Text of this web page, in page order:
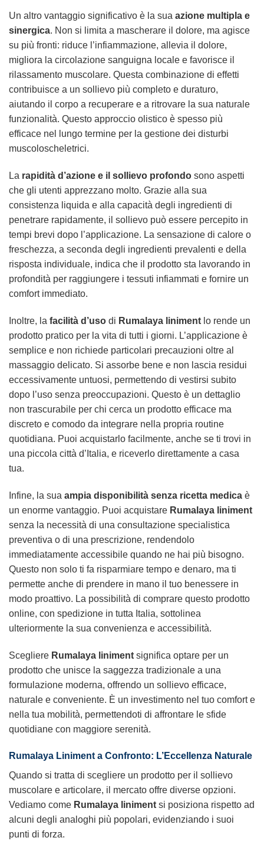
Un altro vantaggio significativo è la sua azione multipla e
sinergica. Non si limita a mascherare il dolore, ma agisce
su più fronti: riduce l’infiammazione, allevia il dolore,
migliora la circolazione sanguigna locale e favorisce il
rilassamento muscolare. Questa combinazione di effetti
contribuisce a un sollievo più completo e duraturo,
aiutando il corpo a recuperare e a ritrovare la sua naturale
funzionalità. Questo approccio olistico è spesso più
efficace nel lungo termine per la gestione dei disturbi
muscoloscheletrici.
La rapidità d’azione e il sollievo profondo sono aspetti
che gli utenti apprezzano molto. Grazie alla sua
consistenza liquida e alla capacità degli ingredienti di
penetrare rapidamente, il sollievo può essere percepito in
tempi brevi dopo l’applicazione. La sensazione di calore o
freschezza, a seconda degli ingredienti prevalenti e della
risposta individuale, indica che il prodotto sta lavorando in
profondità per raggiungere i tessuti infiammati e fornire un
comfort immediato.
Inoltre, la facilità d’uso di Rumalaya liniment lo rende un
prodotto pratico per la vita di tutti i giorni. L’applicazione è
semplice e non richiede particolari precauzioni oltre al
massaggio delicato. Si assorbe bene e non lascia residui
eccessivamente untuosi, permettendo di vestirsi subito
dopo l’uso senza preoccupazioni. Questo è un dettaglio
non trascurabile per chi cerca un prodotto efficace ma
discreto e comodo da integrare nella propria routine
quotidiana. Puoi acquistarlo facilmente, anche se ti trovi in
una piccola città d’Italia, e riceverlo direttamente a casa
tua.
Infine, la sua ampia disponibilità senza ricetta medica è
un enorme vantaggio. Puoi acquistare Rumalaya liniment
senza la necessità di una consultazione specialistica
preventiva o di una prescrizione, rendendolo
immediatamente accessibile quando ne hai più bisogno.
Questo non solo ti fa risparmiare tempo e denaro, ma ti
permette anche di prendere in mano il tuo benessere in
modo proattivo. La possibilità di comprare questo prodotto
online, con spedizione in tutta Italia, sottolinea
ulteriormente la sua convenienza e accessibilità.
Scegliere Rumalaya liniment significa optare per un
prodotto che unisce la saggezza tradizionale a una
formulazione moderna, offrendo un sollievo efficace,
naturale e conveniente. È un investimento nel tuo comfort e
nella tua mobilità, permettendoti di affrontare le sfide
quotidiane con maggiore serenità.
Rumalaya Liniment a Confronto: L’Eccellenza Naturale
Quando si tratta di scegliere un prodotto per il sollievo
muscolare e articolare, il mercato offre diverse opzioni.
Vediamo come Rumalaya liniment si posiziona rispetto ad
alcuni degli analoghi più popolari, evidenziando i suoi
punti di forza.